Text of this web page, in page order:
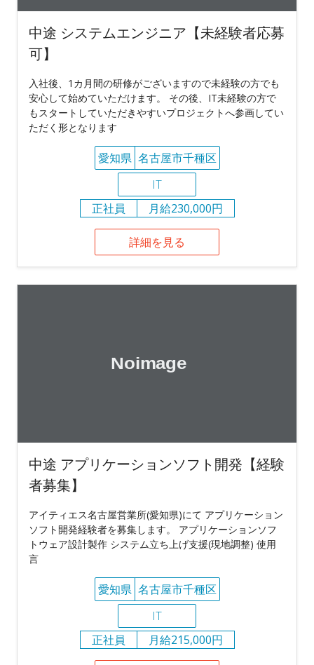
中途 システムエンジニア【未経験者応募
可】
入社後、1カ月間の研修がございますので未経験の方でも
安心して始めていただけます。 その後、IT未経験の方で
もスタートしていただきやすいプロジェクトへ参画してい
ただく形となります
愛知県 名古屋市千種区
IT
正社員
月給230,000円
詳細を見る
中途 アプリケーションソフト開発【経験
者募集】
アイティエス名古屋営業所(愛知県)にて アプリケーション
ソフト開発経験者を募集します。 アプリケーションソフ
トウェア設計製作 システム立ち上げ支援(現地調整) 使用
言
愛知県 名古屋市千種区
IT
正社員
月給215,000円